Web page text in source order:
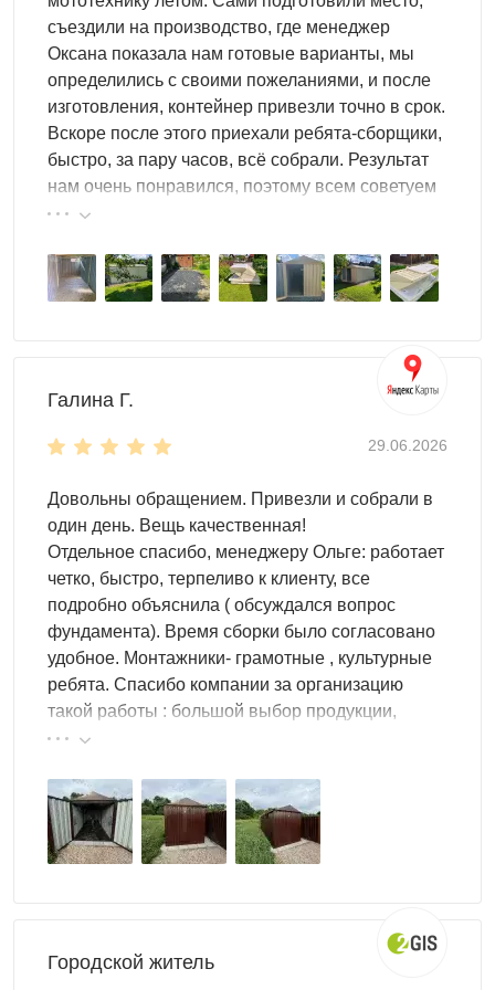
или утрамбованный грунт без фундамента за один день
— как и все модели в каталоге хозблоков SKOGGY
Доставкапо Краснодару и
Краснодарскому краю
заказать блоки под фундамент, сборку и другие услуги.
Оставьте заявку онлайн удобным для вас доступом:
проект, чтобы ваш участок стал функциональным и
стильным!
Компания Скогги предлагает большой выбор
рольставнямипо доступным ценам для жителей
съездили на производство, где менеджер
Оксана показала нам готовые варианты, мы
определились с своими пожеланиями, и после
изготовления, контейнер привезли точно в срок.
Вскоре после этого приехали ребята-сборщики,
быстро, за пару часов, всё собрали. Результат
нам очень понравился, поэтому всем советуем
эту фирму.
Галина Г.
29.06.2026
Довольны обращением. Привезли и собрали в
один день. Вещь качественная!
Отдельное спасибо, менеджеру Ольге: работает
четко, быстро, терпеливо к клиенту, все
подробно объяснила ( обсуждался вопрос
фундамента). Время сборки было согласовано
удобное. Монтажники- грамотные , культурные
ребята. Спасибо компании за организацию
такой работы : большой выбор продукции,
реальные цены.
Городской житель